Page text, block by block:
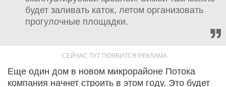
будет заливать каток, летом организовать
прогулочные площадки.
Еще один дом в новом микрорайоне Потока
компания начнет строить в этом году. Это будет